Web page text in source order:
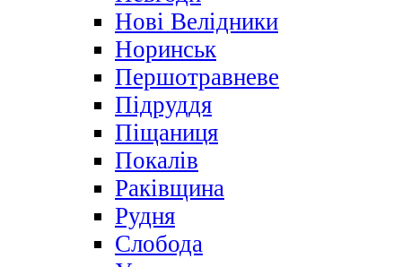
Нові Велідники
Норинськ
Першотравневе
Підруддя
Піщаниця
Покалів
Раківщина
Рудня
Слобода